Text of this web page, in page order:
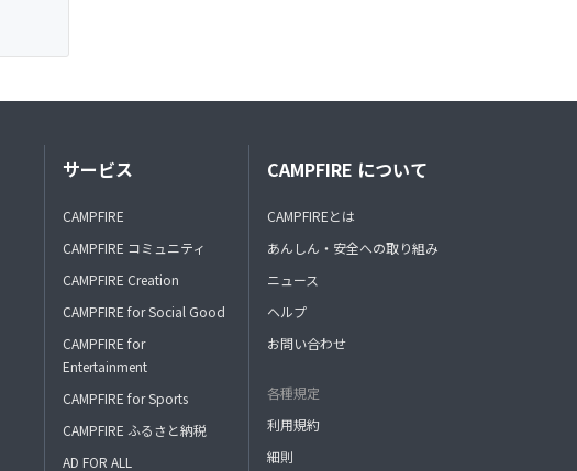
サービス
CAMPFIRE
CAMPFIRE コミュニティ
CAMPFIRE Creation
CAMPFIRE for Social Good
CAMPFIRE for
Entertainment
CAMPFIRE for Sports
CAMPFIRE ふるさと納税
AD FOR ALL
CAMPFIRE について
CAMPFIREとは
あんしん・安全への取り組み
ニュース
ヘルプ
お問い合わせ
各種規定
利用規約
細則